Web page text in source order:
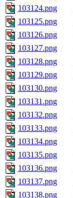
103124.png
103125.png
103126.png
103127.png
103128.png
103129.png
103130.png
103131.png
103132.png
103133.png
103134.png
103135.png
103136.png
103137.png
103138.png